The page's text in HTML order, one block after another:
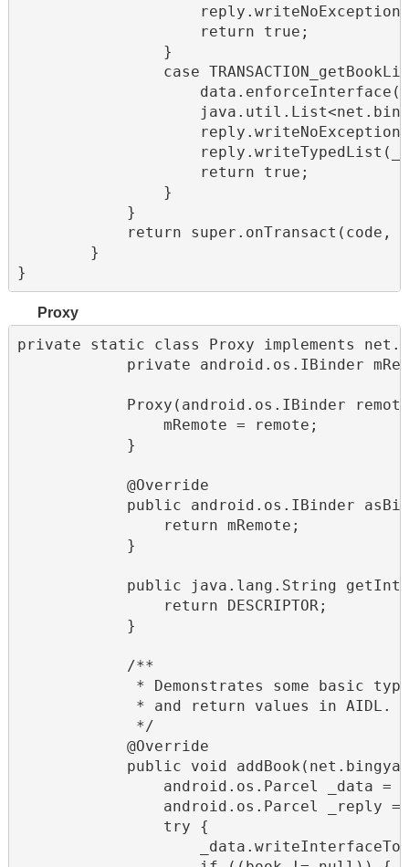
                    return true;
                }
case
                    return true;
                }
            }
return super.onTransact(code,
        }
}
Proxy
private static class Proxy implements
private android.os.IBinder
Proxy(android.os.IBinder
                mRemote = remote;
            }
            @Override
public android.os.IBinder
                return mRemote;
            }
public java.lang.String
                return DESCRIPTOR;
            }
            /**
* Demonstrates some basic
* and return values in AIDL.
             */
            @Override
public void
android.os.Parcel _data =
android.os.Parcel _reply
                try {